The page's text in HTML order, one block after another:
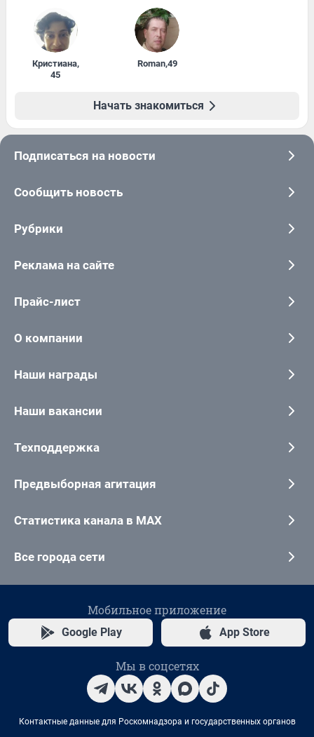
Кристиана,
45
Roman,49
Начать знакомиться
Подписаться на новости
Сообщить новость
Рубрики
Реклама на сайте
Прайс-лист
О компании
Наши награды
Наши вакансии
Техподдержка
Предвыборная агитация
Статистика канала в MAX
Все города сети
Мобильное приложение
Google Play App Store
Мы в соцсетях
Контактные данные для Роскомнадзора и государственных органов